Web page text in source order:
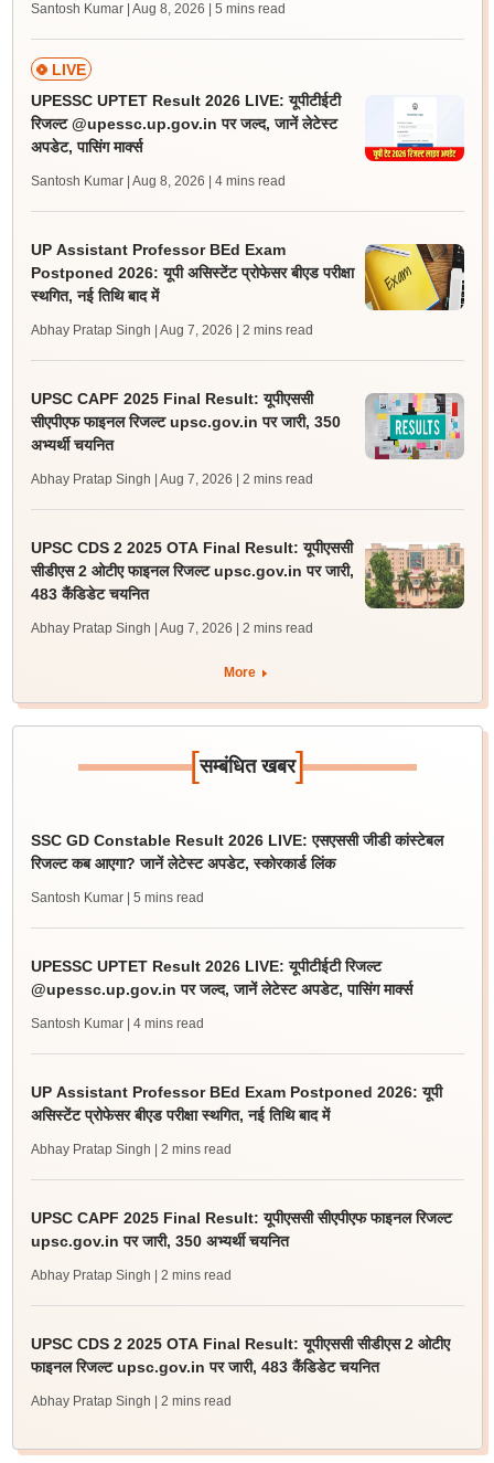
Santosh Kumar | Aug 8, 2026 | 5 mins read
LIVE
UPESSC UPTET Result 2026 LIVE: यूपीटीईटी
रिजल्ट @upessc.up.gov.in पर जल्द, जानें लेटेस्ट
अपडेट, पासिंग मार्क्स
Santosh Kumar | Aug 8, 2026 | 4 mins read
UP Assistant Professor BEd Exam
Postponed 2026: यूपी असिस्टेंट प्रोफेसर बीएड परीक्षा
स्थगित, नई तिथि बाद में
Abhay Pratap Singh | Aug 7, 2026 | 2 mins read
UPSC CAPF 2025 Final Result: यूपीएससी
सीएपीएफ फाइनल रिजल्ट upsc.gov.in पर जारी, 350
अभ्यर्थी चयनित
Abhay Pratap Singh | Aug 7, 2026 | 2 mins read
UPSC CDS 2 2025 OTA Final Result: यूपीएससी
सीडीएस 2 ओटीए फाइनल रिजल्ट upsc.gov.in पर जारी,
483 कैंडिडेट चयनित
Abhay Pratap Singh | Aug 7, 2026 | 2 mins read
More
[सम्बंधित खबर]
SSC GD Constable Result 2026 LIVE: एसएससी जीडी कांस्टेबल
रिजल्ट कब आएगा? जानें लेटेस्ट अपडेट, स्कोरकार्ड लिंक
Santosh Kumar | 5 mins read
UPESSC UPTET Result 2026 LIVE: यूपीटीईटी रिजल्ट
@upessc.up.gov.in पर जल्द, जानें लेटेस्ट अपडेट, पासिंग मार्क्स
Santosh Kumar | 4 mins read
UP Assistant Professor BEd Exam Postponed 2026: यूपी
असिस्टेंट प्रोफेसर बीएड परीक्षा स्थगित, नई तिथि बाद में
Abhay Pratap Singh | 2 mins read
UPSC CAPF 2025 Final Result: यूपीएससी सीएपीएफ फाइनल रिजल्ट
upsc.gov.in पर जारी, 350 अभ्यर्थी चयनित
Abhay Pratap Singh | 2 mins read
UPSC CDS 2 2025 OTA Final Result: यूपीएससी सीडीएस 2 ओटीए
फाइनल रिजल्ट upsc.gov.in पर जारी, 483 कैंडिडेट चयनित
Abhay Pratap Singh | 2 mins read